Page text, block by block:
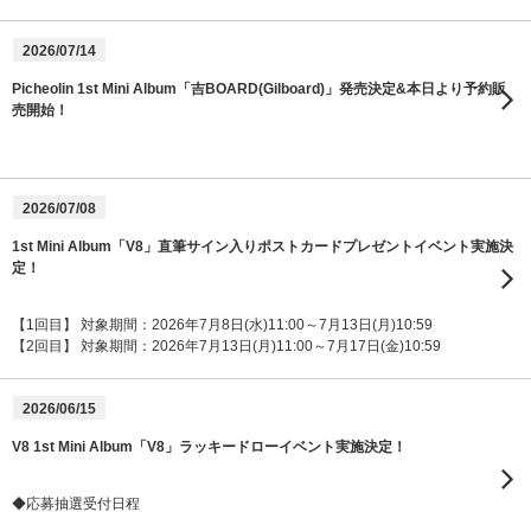
2026/07/14
Picheolin 1st Mini Album「吉BOARD(Gilboard)」発売決定&本日より予約販
売開始！
2026/07/08
1st Mini Album「V8」直筆サイン入りポストカードプレゼントイベント実施決
定！
【1回目】 対象期間：2026年7月8日(水)11:00～7月13日(月)10:59
【2回目】 対象期間：2026年7月13日(月)11:00～7月17日(金)10:59
2026/06/15
V8 1st Mini Album「V8」ラッキードローイベント実施決定！
◆応募抽選受付日程